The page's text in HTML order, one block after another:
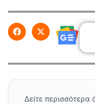
Δείτε